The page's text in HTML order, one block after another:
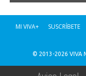
MI VIVA+ SUSCRÍBETE
© 2013-2026 VIVA